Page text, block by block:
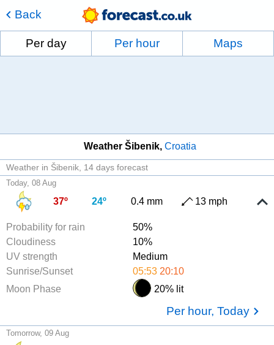
Back
Per day Per hour Maps
Weather Šibenik Croatia
Weather in Šibenik 14 days forecast
Today, 08 Aug
37º 24º 0.4 mm 13 mph
Probability for rain
50%
Cloudiness
10%
UV strength
Medium
Sunrise/Sunset
05:53 20:10
Moon Phase
20% lit
Per hour, Today
Tomorrow, 09 Aug